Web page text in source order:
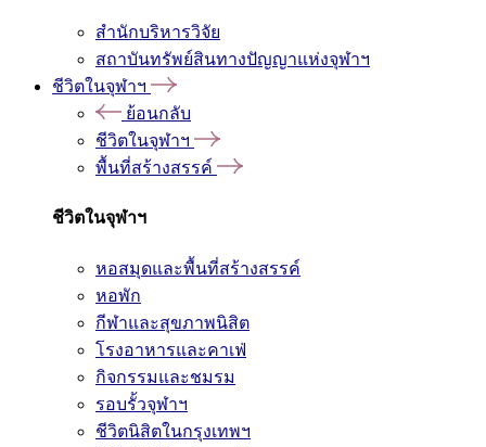
สำนักบริหารวิจัย
สถาบันทรัพย์สินทางปัญญาแห่งจุฬาฯ
ชีวิตในจุฬาฯ
ย้อนกลับ
ชีวิตในจุฬาฯ
พื้นที่สร้างสรรค์
ชีวิตในจุฬาฯ
หอสมุดและพื้นที่สร้างสรรค์
หอพัก
กีฬาและสุขภาพนิสิต
โรงอาหารและคาเฟ่
กิจกรรมและชมรม
รอบรั้วจุฬาฯ
ชีวิตนิสิตในกรุงเทพฯ